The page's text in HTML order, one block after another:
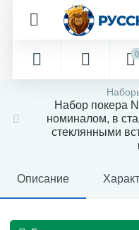
0
Набор покера
номиналом, в
стеклянными
Описание